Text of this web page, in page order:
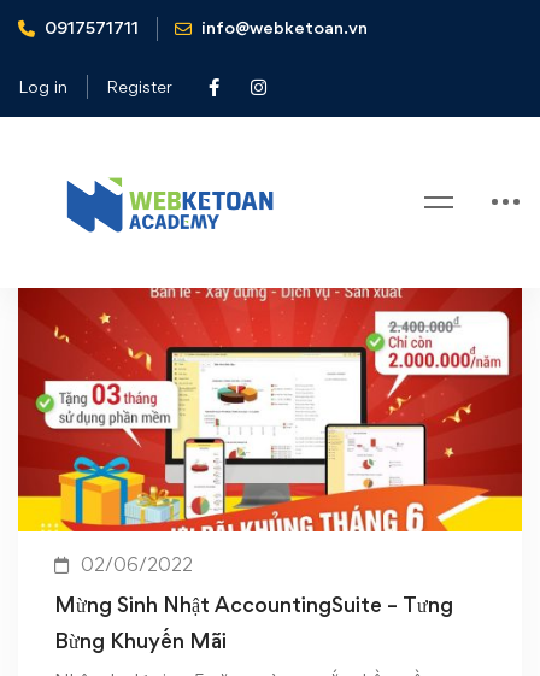
0917571711 info@webketoan.vn
Log in Register
Home phần mềm kế toán
Tag: phần mềm kế toán
02/06/2022
Mừng Sinh Nhật AccountingSuite – Tưng
Bừng Khuyến Mãi